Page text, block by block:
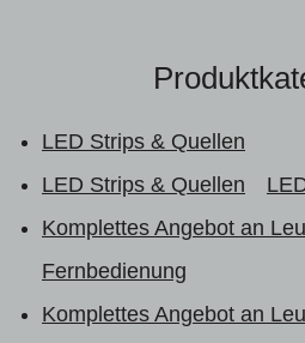
LED Strips & Quellen
LED Strips & Quellen
Komplettes Angebot an
Fernbedienung
Komplettes Angebot an